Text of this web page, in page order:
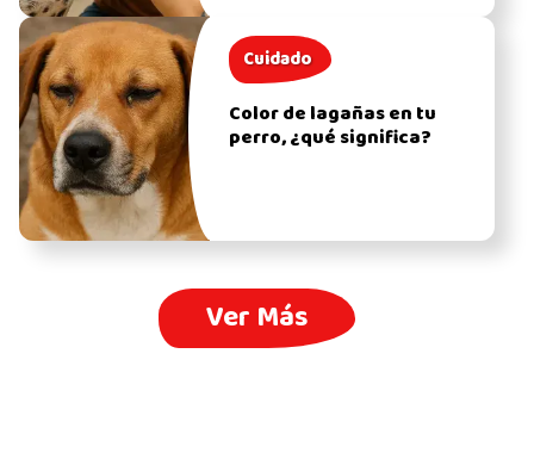
Cuidado
Color de lagañas en tu
perro, ¿qué significa?
Ver Más